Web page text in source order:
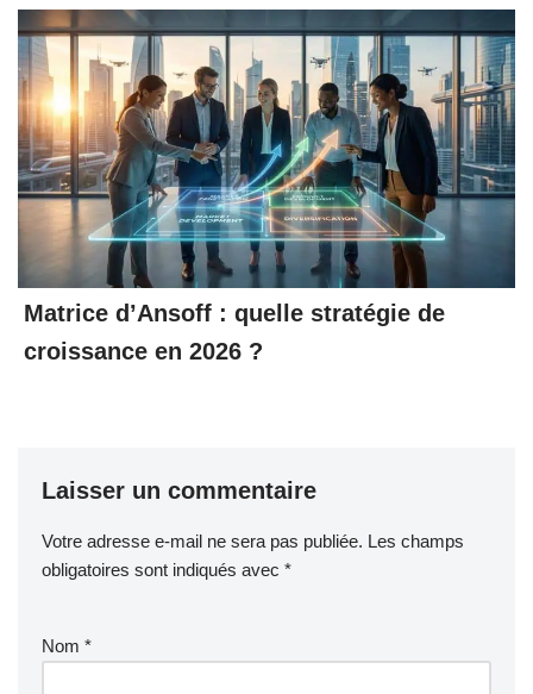
Matrice d’Ansoff : quelle stratégie de
croissance en 2026 ?
Laisser un commentaire
Votre adresse e-mail ne sera pas publiée. Les champs
obligatoires sont indiqués avec *
Nom *